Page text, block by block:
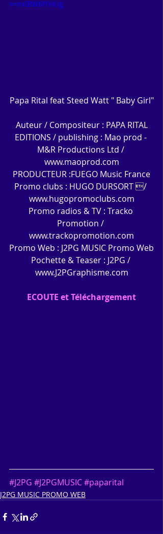
v=nxlBW6fYHUg
Papa Rital feat Steed Watt " Baby Girl"
Auteur / Compositeur : PAPA RITAL
EDITIONS / publishing : Mao prod -
M&R Productions Ltd /
www.maoprod.com
PRODUCTEUR :FUEGO Music France
Promo clubs : HUGO DURSORT /
www.hugopromoclubs.com
Promo radios & TV : Tracko
Promotion /
www.trackopromotion.com
Promo Web : J2PG MUSIC Promo Web
Pochette & Teaser : J2PG /
www.J2PGraphisme.com
ECOUTE et Téléchargement
#J2PG #J2PGMUSIC#paparital
J2PG MUSIC PROMO WEB